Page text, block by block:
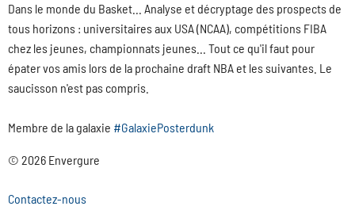
Dans le monde du Basket... Analyse et décryptage des prospects de
tous horizons : universitaires aux USA (NCAA), compétitions FIBA
chez les jeunes, championnats jeunes... Tout ce qu'il faut pour
épater vos amis lors de la prochaine draft NBA et les suivantes. Le
saucisson n'est pas compris.
Membre de la galaxie #GalaxiePosterdunk
© 2026 Envergure
Contactez-nous